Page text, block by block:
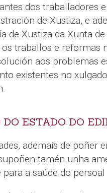
dos traballadores
de Xustiza, e
de Xustiza da Xunta de
traballos e reformas
aos problemas
existentes no
DO ESTADO DO
ademais de poñer
tamén unha
para a saúde do